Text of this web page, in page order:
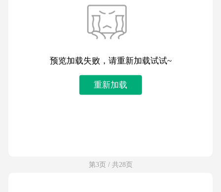
预览加载失败，请重新加载试试~
重新加载
第3页 / 共28页